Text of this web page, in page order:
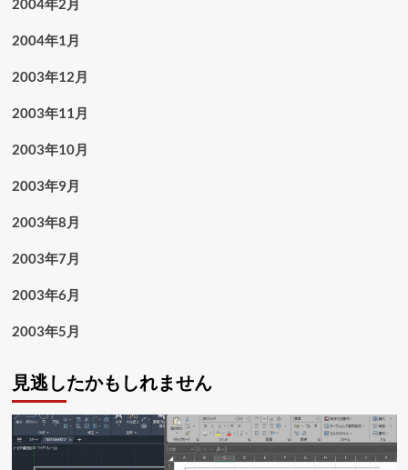
2004年2月
2004年1月
2003年12月
2003年11月
2003年10月
2003年9月
2003年8月
2003年7月
2003年6月
2003年5月
見逃したかもしれません